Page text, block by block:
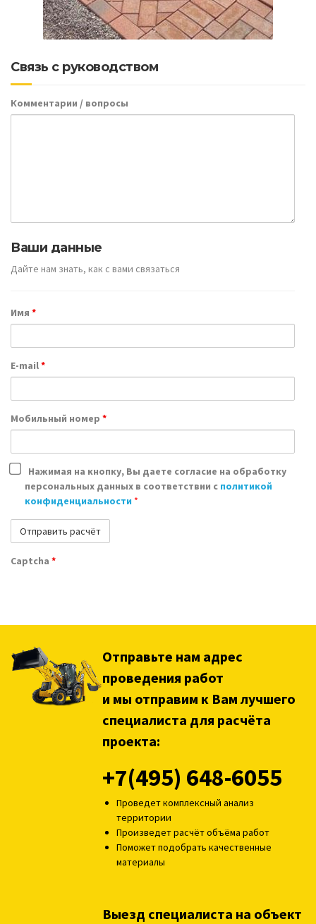
Связь с руководством
Комментарии / вопросы
Ваши данные
Дайте нам знать, как с вами связаться
Имя *
E-mail*
Мобильный номер *
Нажимая на кнопку, Вы даете согласие на обработку
персональных данных в соответствии с политикой
конфиденциальности *
Captcha *
Отправьте нам адрес
проведения работ
и мы отправим к Вам лучшего
специалиста для расчёта
проекта:
+7(495) 648-6055
Проведет комплексный анализ
территории
Произведет расчёт объёма работ
Поможет подобрать качественные
материалы
Выезд специалиста на объект